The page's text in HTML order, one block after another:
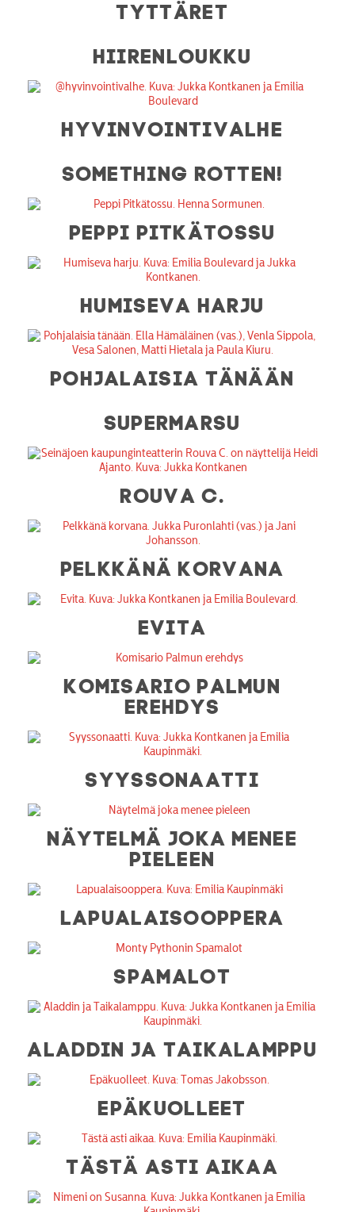
TYTTÄRET
HIIRENLOUKKU
HYVINVOINTIVALHE
SOMETHING ROTTEN!
PEPPI PITKÄTOSSU
HUMISEVA HARJU
POHJALAISIA TÄNÄÄN
SUPERMARSU
ROUVA C.
PELKKÄNÄ KORVANA
EVITA
KOMISARIO PALMUN
EREHDYS
SYYSSONAATTI
NÄYTELMÄ JOKA MENEE
PIELEEN
LAPUALAISOOPPERA
SPAMALOT
ALADDIN JA TAIKALAMPPU
EPÄKUOLLEET
TÄSTÄ ASTI AIKAA